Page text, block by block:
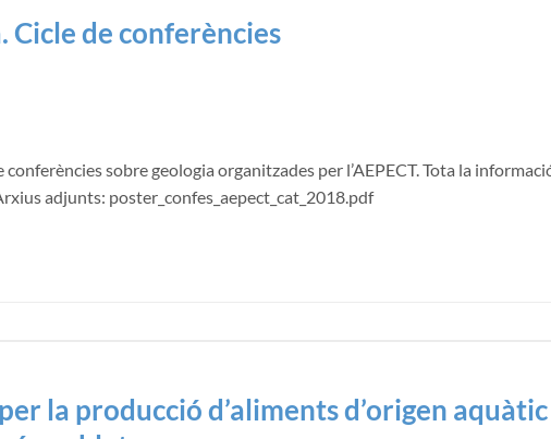
Cicle de conferències
sobre geologia organitzades per l’AEPECT. Tota la
adjunts: poster_confes_aepect_cat_2018.pdf
la producció d’aliments d’origen aquàtic